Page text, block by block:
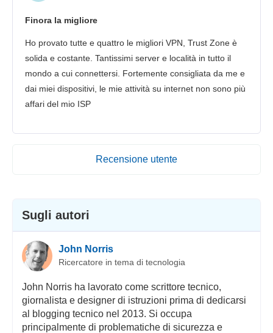
Finora la migliore
Ho provato tutte e quattro le migliori VPN, Trust Zone è
solida e costante. Tantissimi server e località in tutto il
mondo a cui connettersi. Fortemente consigliata da me e
dai miei dispositivi, le mie attività su internet non sono più
affari del mio ISP
Recensione utente
Sugli autori
John Norris
Ricercatore in tema di tecnologia
John Norris ha lavorato come scrittore tecnico,
giornalista e designer di istruzioni prima di dedicarsi
al blogging tecnico nel 2013. Si occupa
principalmente di problematiche di sicurezza e